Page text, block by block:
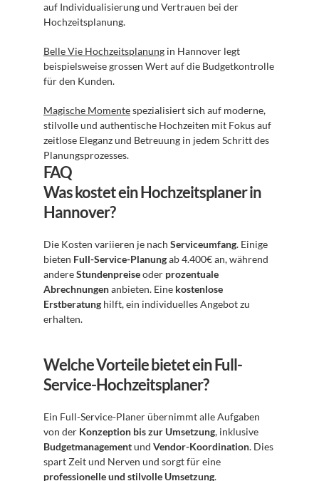
auf Individualisierung und Vertrauen bei der
Hochzeitsplanung.
Belle Vie Hochzeitsplanung in Hannover legt
beispielsweise grossen Wert auf die Budgetkontrolle
für den Kunden.
Magische Momente spezialisiert sich auf moderne,
stilvolle und authentische Hochzeiten mit Fokus auf
zeitlose Eleganz und Betreuung in jedem Schritt des
Planungsprozesses.
FAQ
Was kostet ein Hochzeitsplaner in
Hannover?
Die Kosten variieren je nach Serviceumfang. Einige
bieten Full-Service-Planung ab 4.400€ an, während
andere Stundenpreise oder prozentuale
Abrechnungen anbieten. Eine kostenlose
Erstberatung hilft, ein individuelles Angebot zu
erhalten.
Welche Vorteile bietet ein Full-
Service-Hochzeitsplaner?
Ein Full-Service-Planer übernimmt alle Aufgaben
von der Konzeption bis zur Umsetzung
Budgetmanagement und Vendor-Koordination. Dies
professionelle und stilvolle Umsetzung.